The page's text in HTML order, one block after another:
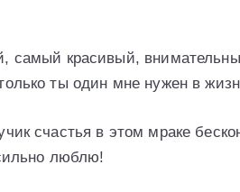
самый красивый,
ты один мне нужен в
счастья в этом мраке
люблю!